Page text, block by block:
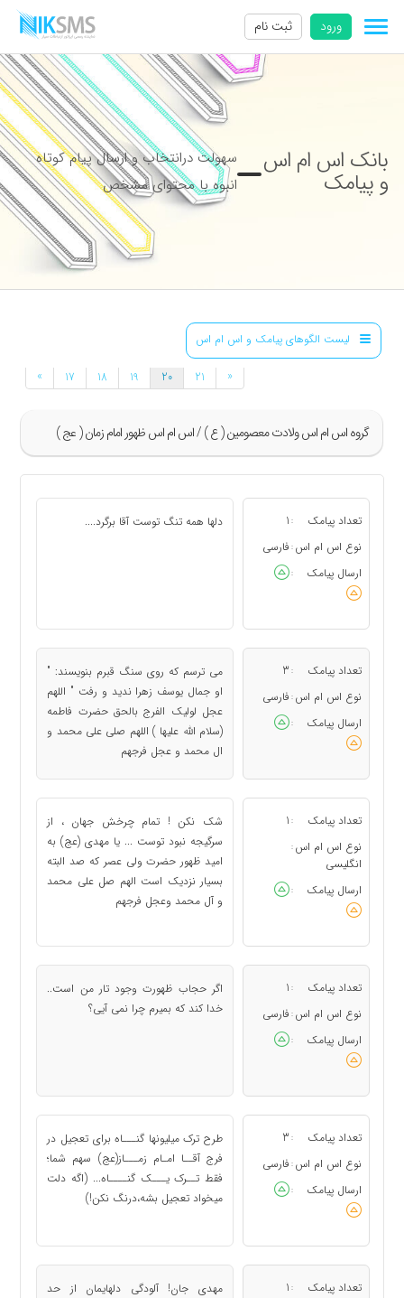
ورود ثبت نام
بانک اس ام اس
و پیامک
سهولت درانتخاب و ارسال پیام کوتاه
انبوه با محتوای مشخص
لیست الگوهای پیامک و اس ام اس
گروه اس ام اس ولادت معصومین ( ع ) / اس ام اس ظهور امام زمان ( عج )
» 17 18 19 20 21 «
تعداد پیامک :
1
نوع اس ام اس : فارسی
ارسال پیامک
:
دلها همه تنگ توست آقا برگرد....
تعداد پیامک :
3
نوع اس ام اس : فارسی
ارسال پیامک
:
می ترسم که روی سنگ قبرم بنویسند: "
او جمال یوسف زهرا ندید و رفت " اللهم
عجل لولیک الفرج بالحق حضرت فاطمه
(سلام الله علیها ) اللهم صلی علی محمد و
ال محمد و عجل فرجهم
تعداد پیامک :
1
نوع اس ام اس :
انگلیسی
ارسال پیامک
:
شک نکن ! تمام چرخش جهان ، از
سرگیجه نبود توست ... یا مهدی (عج) به
امید ظهور حضرت ولی عصر که صد البته
بسیار نزدیک است الهم صل علی محمد
و آل محمد وعجل فرجهم
تعداد پیامک :
1
نوع اس ام اس : فارسی
ارسال پیامک
:
اگر حجاب ظهورت وجود تار من است..
خدا کند که بمیرم چرا نمی آیی؟
تعداد پیامک :
3
نوع اس ام اس : فارسی
ارسال پیامک
:
طرح ترک میلیونها گنـــاه برای تعجیل در
فرج آقــا امـام زمـــاز(عج) سهم شما؛
فقط تــرک یـــک گنــــاه... (اگه دلت
میخواد تعجیل بشه،درنگ نکن!)
تعداد پیامک :
1
مهدی جان! آلودگی دلهایمان از حد